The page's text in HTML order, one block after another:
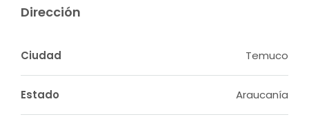
Dirección
Ciudad Temuco
Estado Araucanía